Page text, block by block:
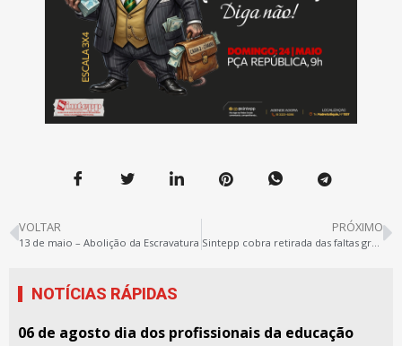
VOLTAR
13 de maio – Abolição da Escravatura
PRÓXIMO
Sintepp cobra retirada das faltas greve
NOTÍCIAS RÁPIDAS
06 de agosto dia dos profissionais da educação